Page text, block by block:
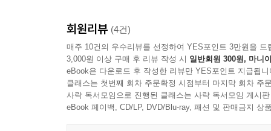
스승의 병환으로 독주회에서 대신 연주하게 된 피
피아니스트로서 뜻밖의 성공을 거두지만 잔은 ‘얼
잔을 음악의 세계로 인도하려고 노력하는 과정에
잔의 아버지가 작곡한 곡도 연습한다. 그리고 마
들려준다.
회원리뷰 (4건)
매주 10건의 우수리뷰를 선정하여 YES포인트 3만원을 드
3,000원 이상 구매 후 리뷰 작성 시 일반회원 300원, 마니
eBook은 다운로드 후 작성한 리뷰만 YES포인트 지급됩니
클래스는 첫번째 회차 주문확정 시점부터 마지막 회차 주
사락 독서모임으로 진행된 클래스는 사락 독서모임 게시
eBook 페이백, CD/LP, DVD/Blu-ray, 패션 및 판매금지 상